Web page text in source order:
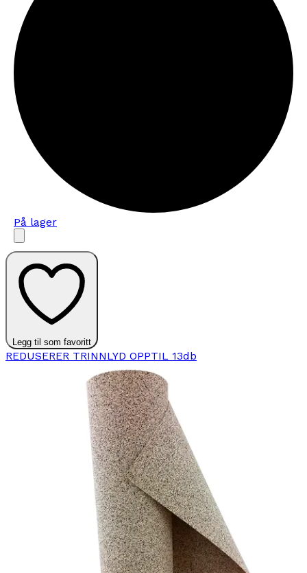
På lager
Legg til som favoritt
REDUSERER TRINNLYD OPPTIL 13db